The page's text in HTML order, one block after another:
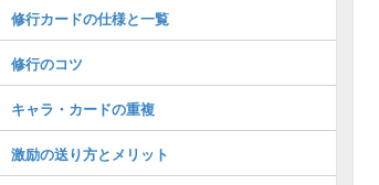
修行カードの仕様と一覧
修行のコツ
キャラ・カードの重複
激励の送り方とメリット